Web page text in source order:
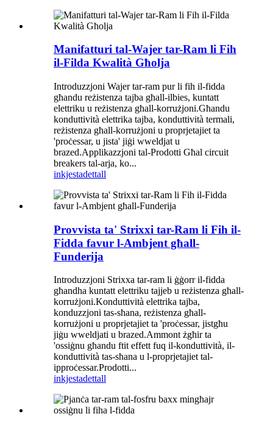
Manifatturi tal-Wajer tar-Ram li Fih
il-Filda Kwalità Għolja
Introduzzjoni Wajer tar-ram pur li fih il-fidda
għandu reżistenza tajba għall-ilbies, kuntatt
elettriku u reżistenza għall-korrużjoni.Għandu
konduttività elettrika tajba, konduttività termali,
reżistenza għall-korrużjoni u proprjetajiet ta
'proċessar, u jista' jiġi wweldjat u
brazed.Applikazzjoni tal-Prodotti Għal circuit
breakers tal-arja, ko...
inkjestadettall
Provvista ta' Strixxi tar-Ram li Fih il-
Fidda favur l-Ambjent għall-
Funderija
Introduzzjoni Strixxa tar-ram li ġġorr il-fidda
għandha kuntatt elettriku tajjeb u reżistenza għall-
korrużjoni.Konduttività elettrika tajba,
konduzzjoni tas-sħana, reżistenza għall-
korrużjoni u proprjetajiet ta 'proċessar, jistgħu
jiġu wweldjati u brazed.Ammont żgħir ta
'ossiġnu għandu ftit effett fuq il-konduttività, il-
konduttività tas-sħana u l-proprjetajiet tal-
ipproċessar.Prodotti...
inkjestadettall